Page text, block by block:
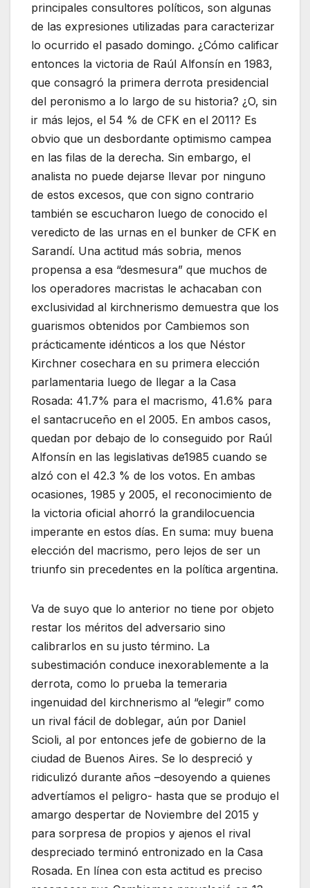
principales consultores políticos, son algunas
de las expresiones utilizadas para caracterizar
lo ocurrido el pasado domingo. ¿Cómo calificar
entonces la victoria de Raúl Alfonsín en 1983,
que consagró la primera derrota presidencial
del peronismo a lo largo de su historia? ¿O, sin
ir más lejos, el 54 % de CFK en el 2011? Es
obvio que un desbordante optimismo campea
en las filas de la derecha. Sin embargo, el
analista no puede dejarse llevar por ninguno
de estos excesos, que con signo contrario
también se escucharon luego de conocido el
veredicto de las urnas en el bunker de CFK en
Sarandí. Una actitud más sobria, menos
propensa a esa “desmesura” que muchos de
los operadores macristas le achacaban con
exclusividad al kirchnerismo demuestra que los
guarismos obtenidos por Cambiemos son
prácticamente idénticos a los que Néstor
Kirchner cosechara en su primera elección
parlamentaria luego de llegar a la Casa
Rosada: 41.7% para el macrismo, 41.6% para
el santacruceño en el 2005. En ambos casos,
quedan por debajo de lo conseguido por Raúl
Alfonsín en las legislativas de1985 cuando se
alzó con el 42.3 % de los votos. En ambas
ocasiones, 1985 y 2005, el reconocimiento de
la victoria oficial ahorró la grandilocuencia
imperante en estos días. En suma: muy buena
elección del macrismo, pero lejos de ser un
triunfo sin precedentes en la política argentina.
Va de suyo que lo anterior no tiene por objeto
restar los méritos del adversario sino
calibrarlos en su justo término. La
subestimación conduce inexorablemente a la
derrota, como lo prueba la temeraria
ingenuidad del kirchnerismo al “elegir” como
un rival fácil de doblegar, aún por Daniel
Scioli, al por entonces jefe de gobierno de la
ciudad de Buenos Aires. Se lo despreció y
ridiculizó durante años –desoyendo a quienes
advertíamos el peligro- hasta que se produjo el
amargo despertar de Noviembre del 2015 y
para sorpresa de propios y ajenos el rival
despreciado terminó entronizado en la Casa
Rosada. En línea con esta actitud es preciso